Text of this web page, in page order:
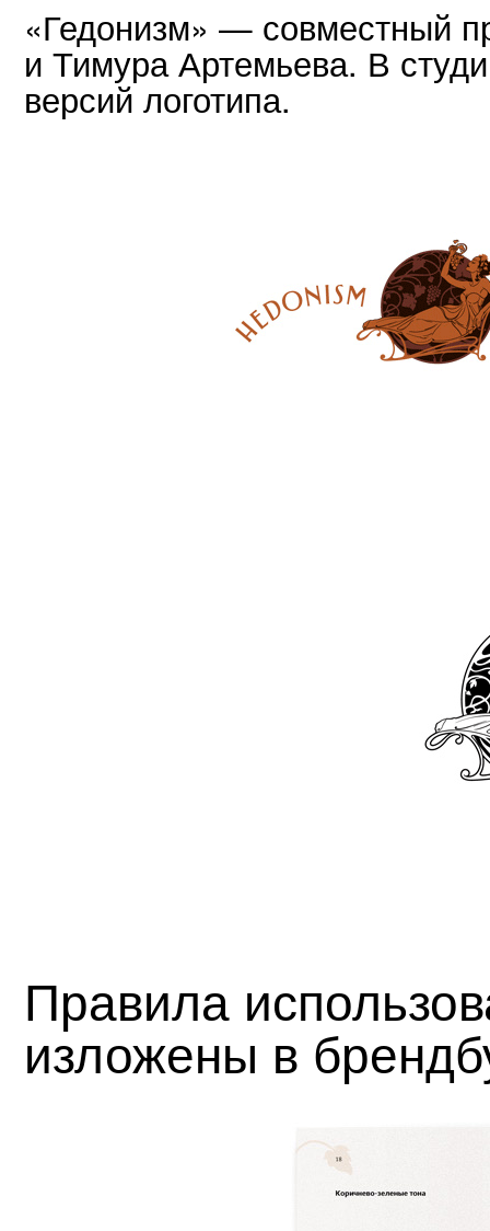
«Гедонизм» — совместный
и Тимура Артемьева. В
версий логотипа.
Правила
изложены в